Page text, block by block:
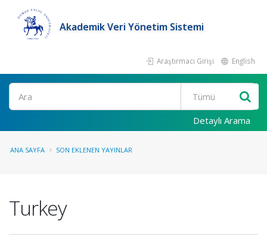
Akademik Veri Yönetim Sistemi
Araştırmacı Girişi English
Ara
Detaylı Arama
ANA SAYFA SON EKLENEN YAYINLAR
Turkey